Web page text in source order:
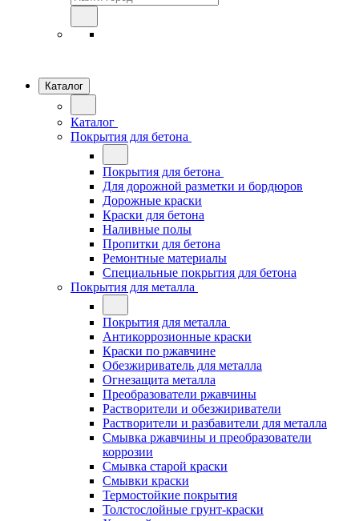
Каталог
Каталог
Покрытия для бетона
Покрытия для бетона
Для дорожной разметки и бордюров
Дорожные краски
Краски для бетона
Наливные полы
Пропитки для бетона
Ремонтные материалы
Специальные покрытия для бетона
Покрытия для металла
Покрытия для металла
Антикоррозионные краски
Краски по ржавчине
Обезжириватель для металла
Огнезащита металла
Преобразователи ржавчины
Растворители и обезжириватели
Растворители и разбавители для металла
Смывка ржавчины и преобразователи
коррозии
Смывка старой краски
Смывки краски
Термостойкие покрытия
Толстослойные грунт-краски